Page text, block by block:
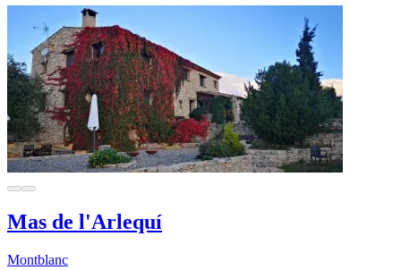
Mas de l'Arlequí
Montblanc